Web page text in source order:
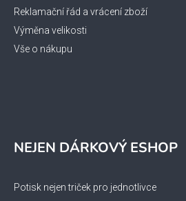
Reklamační řád a vrácení zboží
Výměna velikosti
Vše o nákupu
NEJEN DÁRKOVÝ ESHOP
Potisk nejen triček pro jednotlivce